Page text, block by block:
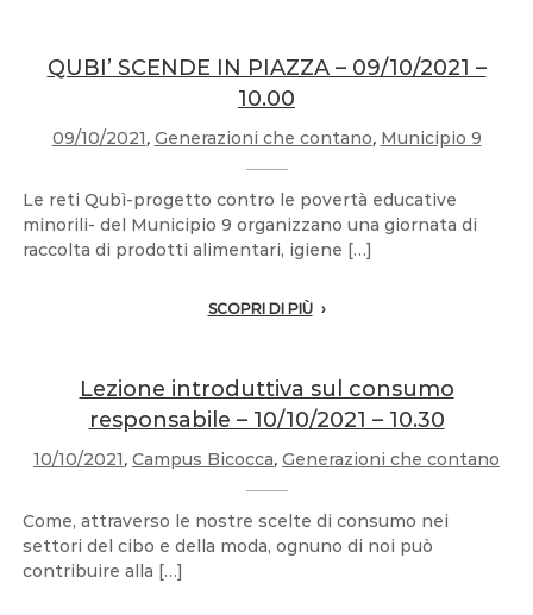
QUBI’ SCENDE IN PIAZZA – 09/10/2021 –
10.00
09/10/2021, Generazioni che contano, Municipio 9
Le reti Qubì-progetto contro le povertà educative
minorili- del Municipio 9 organizzano una giornata di
raccolta di prodotti alimentari, igiene […]
SCOPRI DI PIÙ
Lezione introduttiva sul consumo
responsabile – 10/10/2021 – 10.30
10/10/2021, Campus Bicocca, Generazioni che contano
Come, attraverso le nostre scelte di consumo nei
settori del cibo e della moda, ognuno di noi può
contribuire alla […]